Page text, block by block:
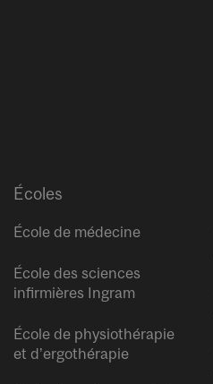
Écoles
École de médecine
École des sciences
infirmières Ingram
École de physiothérapie
et d’ergothérapie